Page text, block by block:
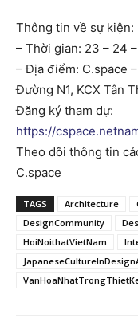
Thông tin về sự kiện:
– Thời gian: 23 – 24
– Địa điểm: C.space
Đường N1, KCX Tân
Đăng ký tham dự:
https://
Theo dõi thông tin
C.space
TAGS Architecture
DesignCommunity
HoiNoithatVietNam